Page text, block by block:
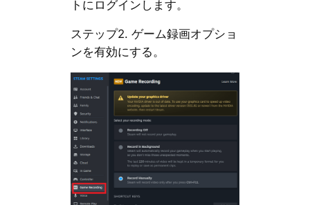
トにログインします。
ステップ2. ゲーム録画オプショ
ンを有効にする。